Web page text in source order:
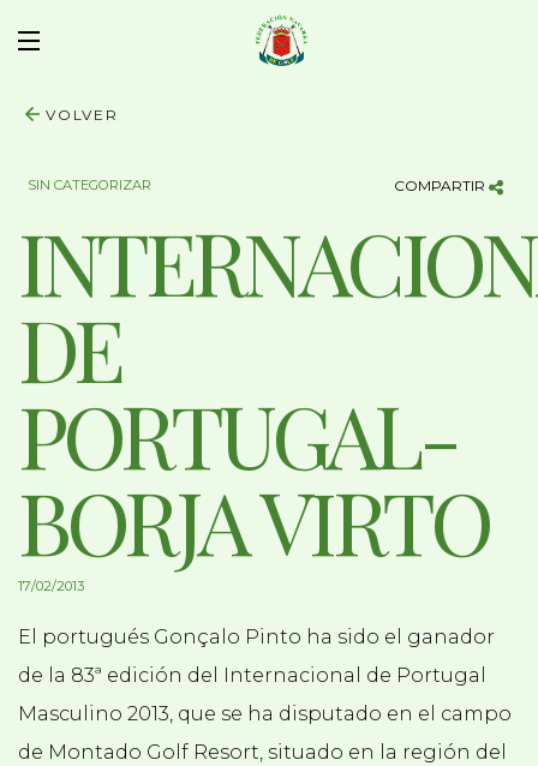
VOLVER
SIN CATEGORIZAR COMPARTIR
DE
PORTUGAL-
BORJA VIRTO
17/02/2013
El portugués Gonçalo Pinto ha sido el ganador
de la 83ª edición del Internacional de Portugal
Masculino 2013, que se ha disputado en el campo
de Montado Golf Resort, situado en la región del